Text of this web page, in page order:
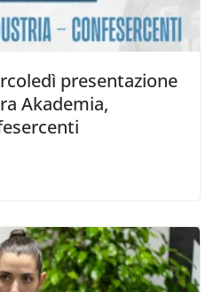
presentazione
Akademia,